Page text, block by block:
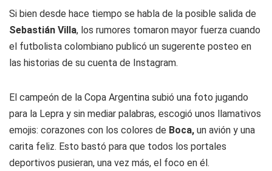
Si bien desde hace tiempo se habla de la posible salida de
Sebastián Villa, los rumores tomaron mayor fuerza cuando
el futbolista colombiano publicó un sugerente posteo en
las historias de su cuenta de Instagram.
El campeón de la Copa Argentina subió una foto jugando
para la Lepra y sin mediar palabras, escogió unos llamativos
emojis: corazones con los colores de Boca, un avión y una
carita feliz. Esto bastó para que todos los portales
deportivos pusieran, una vez más, el foco en él.